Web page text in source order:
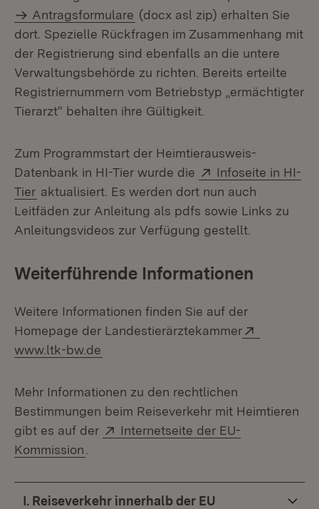
Antragsformulare (docx asl zip) erhalten Sie
dort. Spezielle Rückfragen im Zusammenhang mit
der Registrierung sind ebenfalls an die untere
Verwaltungsbehörde zu richten. Bereits erteilte
Registriernummern vom Betriebstyp „ermächtigter
Tierarzt“ behalten ihre Gültigkeit.
Zum Programmstart der Heimtierausweis-
Datenbank in HI-Tier wurde die
Extern:
Infoseite in HI-
Tier (Öffnet in neuem Fenster)
aktualisiert. Es werden dort nun auch
Leitfäden zur Anleitung als pdfs sowie Links zu
Anleitungsvideos zur Verfügung gestellt.
Weiterführende Informationen
Weitere Informationen finden Sie auf der
Homepage der Landestierärztekammer
www.ltk-bw.de
Mehr Informationen zu den rechtlichen
Bestimmungen beim Reiseverkehr mit Heimtieren
gibt es auf der
Extern:
Internetseite der EU-
Kommission
I. Reiseverkehr innerhalb der EU